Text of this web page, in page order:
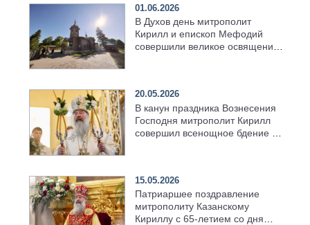
01.06.2026
В Духов день митрополит
Кирилл и епископ Мефодий
совершили великое освящение
20.05.2026
В канун праздника Вознесения
Господня митрополит Кирилл
совершил всенощное бдение в
15.05.2026
Патриаршее поздравление
митрополиту Казанскому
Кириллу с 65-летием со дня